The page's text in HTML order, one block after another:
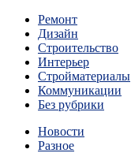
Перейти
содержимому
Ремонт
Дизайн
Строительство
Интерьер
Стройматериалы
Коммуникации
Без рубрики
Новости
Разное